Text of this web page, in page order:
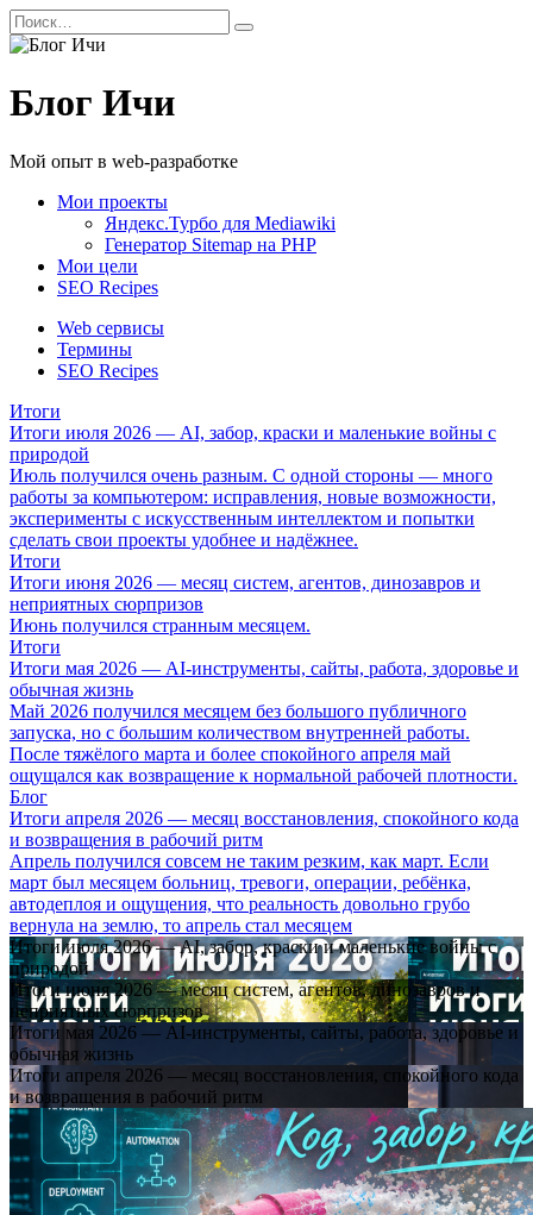
Перейти
к
Search
for:
Блог Ичи
Мой опыт в web-разработке
Мои проекты
Яндекс.Турбо для Mediawiki
Генератор Sitemap на PHP
Мои цели
SEO Recipes
Web сервисы
Термины
SEO Recipes
Итоги
Итоги июля 2026 — AI, забор, краски и маленькие войны с
природой
Июль получился очень разным. С одной стороны — много
работы за компьютером: исправления, новые возможности,
эксперименты с искусственным интеллектом и попытки
сделать свои проекты удобнее и надёжнее.
Итоги
Итоги июня 2026 — месяц систем, агентов, динозавров и
неприятных сюрпризов
Июнь получился странным месяцем.
Итоги
Итоги мая 2026 — AI-инструменты, сайты, работа, здоровье и
обычная жизнь
Май 2026 получился месяцем без большого публичного
запуска, но с большим количеством внутренней работы.
После тяжёлого марта и более спокойного апреля май
ощущался как возвращение к нормальной рабочей плотности.
Блог
Итоги апреля 2026 — месяц восстановления, спокойного кода
и возвращения в рабочий ритм
Апрель получился совсем не таким резким, как март. Если
март был месяцем больниц, тревоги, операции, ребёнка,
автодеплоя и ощущения, что реальность довольно грубо
вернула на землю, то апрель стал месяцем
Итоги июля 2026 — AI, забор, краски и маленькие войны с
природой
Итоги июня 2026 — месяц систем, агентов, динозавров и
неприятных сюрпризов
Итоги мая 2026 — AI-инструменты, сайты, работа, здоровье и
обычная жизнь
Итоги апреля 2026 — месяц восстановления, спокойного кода
и возвращения в рабочий ритм